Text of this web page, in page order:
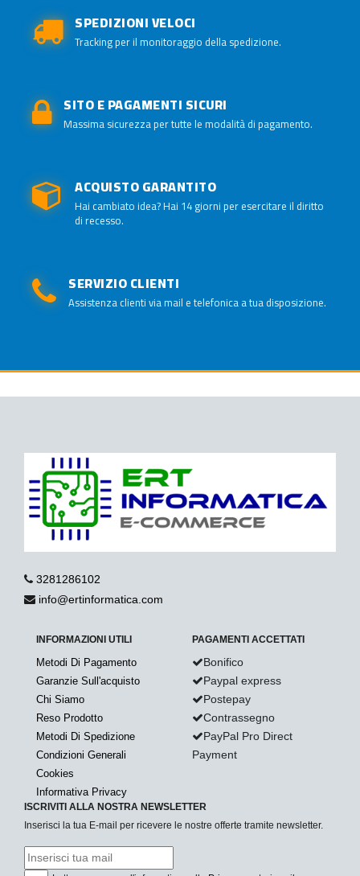
SPEDIZIONI VELOCI
Tracking per il monitoraggio della spedizione.
SITO E PAGAMENTI SICURI
Massima sicurezza per tutte le modalità di pagamento.
ACQUISTO GARANTITO
Hai cambiato idea? Hai 14 giorni per esercitare il diritto
di recesso.
SERVIZIO CLIENTI
Assistenza clienti via mail e telefonica a tua disposizione.
3281286102
info@ertinformatica.com
INFORMAZIONI UTILI
Metodi Di Pagamento
Garanzie Sull'acquisto
Chi Siamo
Reso Prodotto
Metodi Di Spedizione
Condizioni Generali
Cookies
Informativa Privacy
PAGAMENTI ACCETTATI
Bonifico
Paypal express
Postepay
Contrassegno
PayPal Pro Direct
Payment
ISCRIVITI ALLA NOSTRA NEWSLETTER
Inserisci la tua E-mail per ricevere le nostre offerte tramite newsletter.